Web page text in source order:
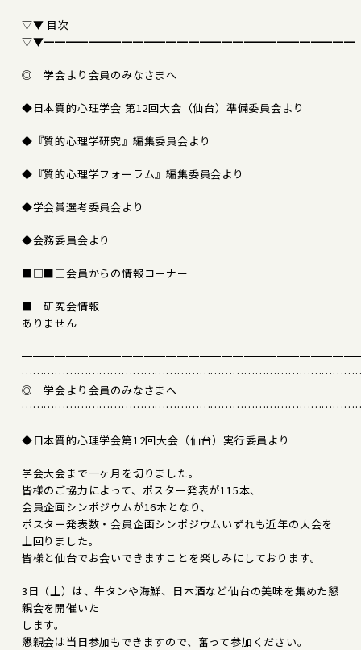
▽▼ 目次
▽▼━━━━━━━━━━━━━━━━━━━━━━━━━━━━
◎ 学会より会員のみなさまへ
◆日本質的心理学会 第12回大会（仙台）準備委員会より
◆『質的心理学研究』編集委員会より
◆『質的心理学フォーラム』編集委員会より
◆学会賞選考委員会より
◆会務委員会より
■□■□会員からの情報コーナー
■ 研究会情報
ありません
◎ 学会より会員のみなさまへ
◆日本質的心理学会第12回大会（仙台）実行委員より
学会大会まで一ヶ月を切りました。
皆様のご協力によって、ポスター発表が115本、
会員企画シンポジウムが16本となり、
ポスター発表数・会員企画シンポジウムいずれも近年の大会を
上回りました。
皆様と仙台でお会いできますことを楽しみにしております。
3日（土）は、牛タンや海鮮、日本酒など仙台の美味を集めた懇
親会を開催いた
します。
懇親会は当日参加もできますので、奮って参加ください。